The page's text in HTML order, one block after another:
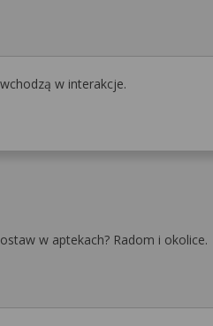
w interakcje.
w aptekach? Radom i okolice.